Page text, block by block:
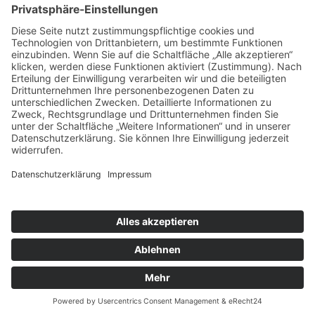
SPRENGER-NeckTech FUN-
Halsband mit Klickverschluss|
robustes Gliederhalsband für
Hunde | aus rostfreiem
oder in schwarz matt
SPRENGER- NeckTech FUN -
Halsband mit Zugkette &
zum Produkt
SPORT |
SPRENGER- NeckTech
SPORT |